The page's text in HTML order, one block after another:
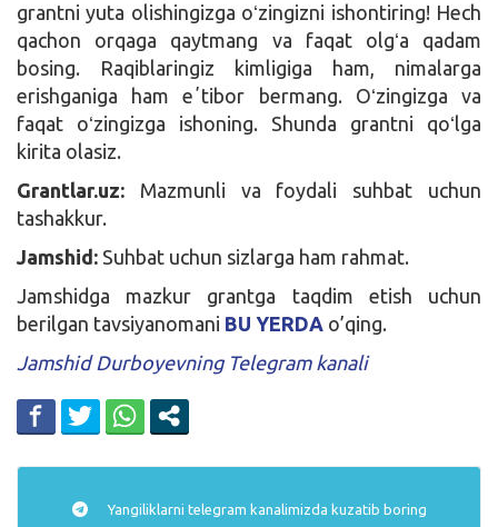
grantni yuta olishingizga oʻzingizni ishontiring! Hech
qachon orqaga qaytmang va faqat olgʻa qadam
bosing. Raqiblaringiz kimligiga ham, nimalarga
erishganiga ham eʼtibor bermang. Oʻzingizga va
faqat oʻzingizga ishoning. Shunda grantni qoʻlga
kirita olasiz.
Grantlar.uz: Mazmunli va foydali suhbat uchun
tashakkur.
Jamshid: Suhbat uchun sizlarga ham rahmat.
Jamshidga mazkur grantga taqdim etish uchun
berilgan tavsiyanomani BU YERDA o’qing.
Jamshid Durboyevning Telegram kanali
Yangiliklarni telegram kanalimizda kuzatib boring